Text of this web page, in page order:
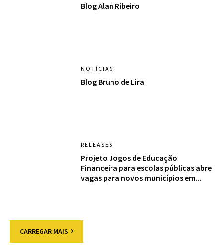
Blog Alan Ribeiro
NOTÍCIAS
Blog Bruno de Lira
RELEASES
Projeto Jogos de Educação
Financeira para escolas públicas abre
vagas para novos municípios em...
CARREGAR MAIS